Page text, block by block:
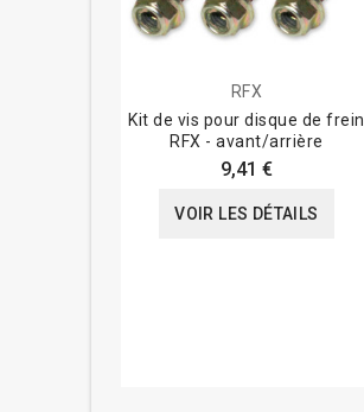
RFX
Kit de vis pour disque de frein
RFX - avant/arrière
9,41 €
VOIR LES DÉTAILS